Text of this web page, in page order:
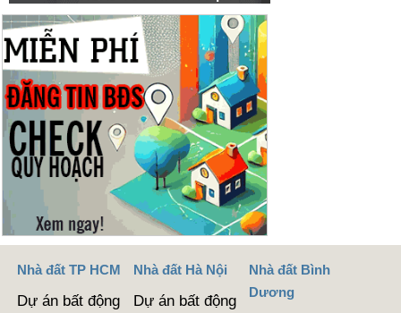
Nhà đất TP HCM
Dự án bất động
Nhà đất Hà Nội
Dự án bất động
Nhà đất Bình
Dương